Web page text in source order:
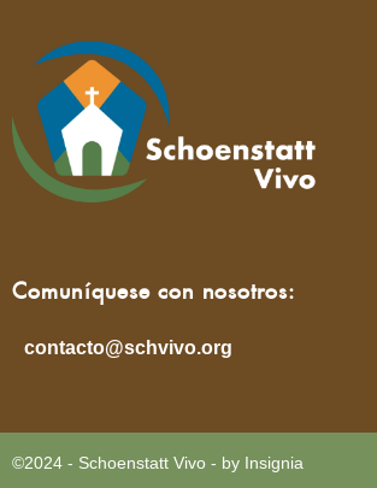
Comuníquese con nosotros:
contacto@schvivo.org
©2024 - Schoenstatt Vivo - by Insignia